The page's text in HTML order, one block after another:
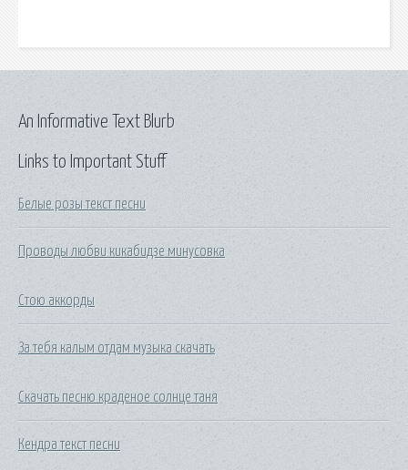
Links to Important Stuff
Белые розы текст песни
Проводы любви кикабидзе минусовка
Стою аккорды
За тебя калым отдам музыка скачать
Скачать песню краденое солнце таня
Кендра текст песни
An Informative Text Blurb